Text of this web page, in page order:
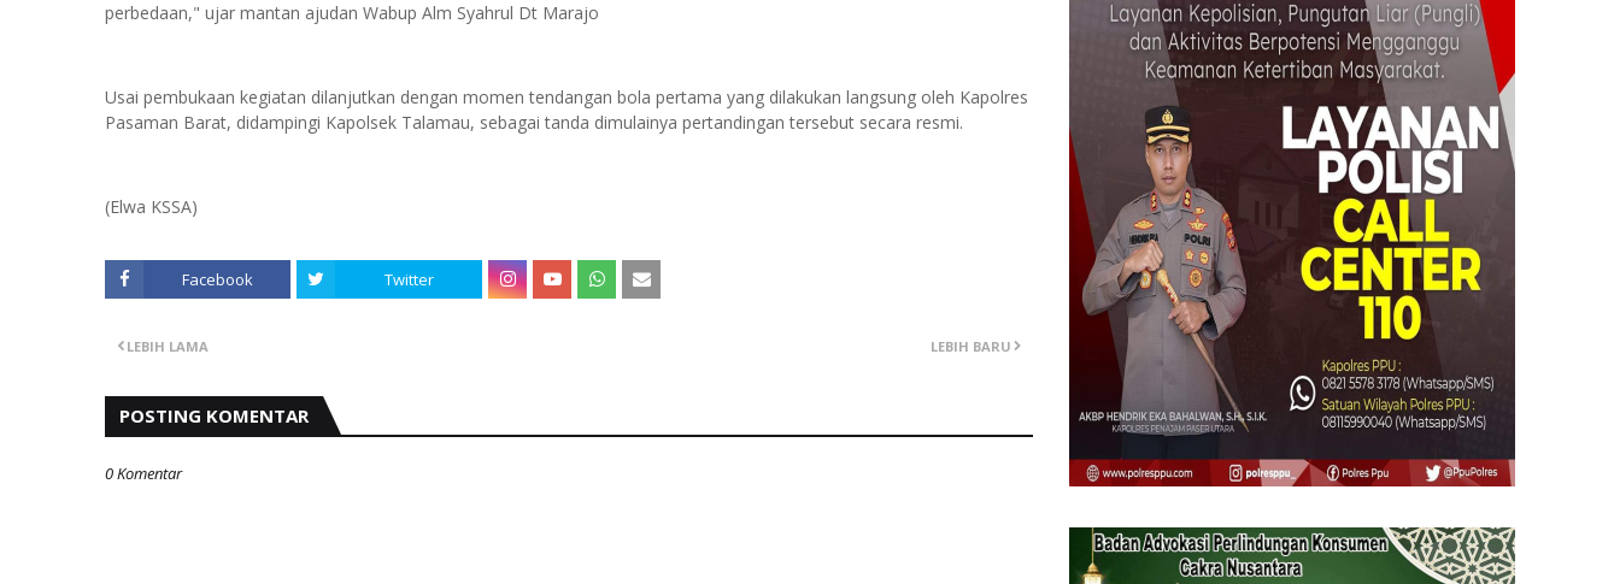
perbedaan," ujar mantan ajudan Wabup Alm Syahrul Dt Marajo
Usai pembukaan kegiatan dilanjutkan dengan momen tendangan bola pertama yang dilakukan langsung oleh Kapolres
Pasaman Barat, didampingi Kapolsek Talamau, sebagai tanda dimulainya pertandingan tersebut secara resmi.
(Elwa KSSA)
Facebook Twitter
LEBIH BARU
LEBIH LAMA
POSTING KOMENTAR
0 Komentar